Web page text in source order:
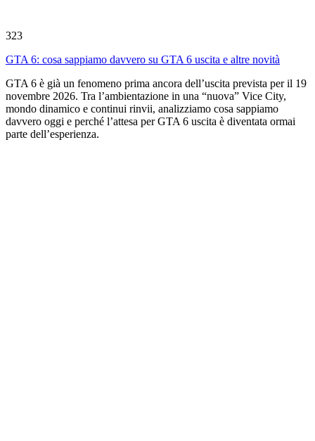
323
GTA 6: cosa sappiamo davvero su GTA 6 uscita e altre novità
GTA 6 è già un fenomeno prima ancora dell’uscita prevista per il 19
novembre 2026. Tra l’ambientazione in una “nuova” Vice City,
mondo dinamico e continui rinvii, analizziamo cosa sappiamo
davvero oggi e perché l’attesa per GTA 6 uscita è diventata ormai
parte dell’esperienza.